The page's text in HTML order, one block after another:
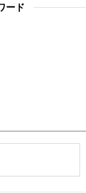
ード